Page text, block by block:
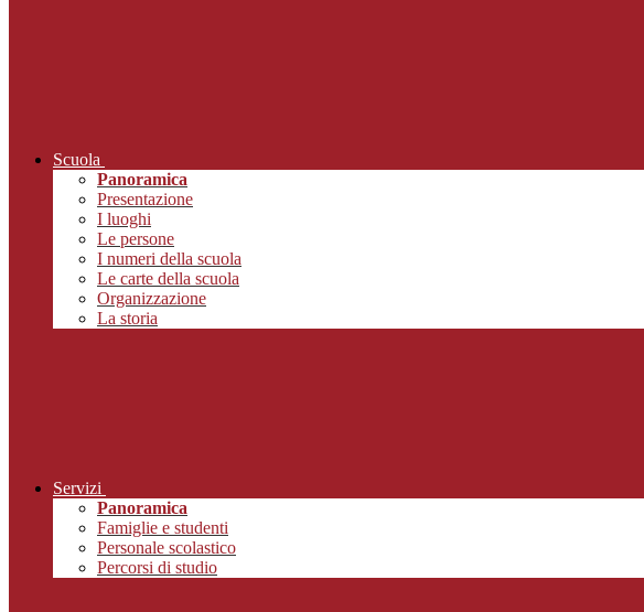
Scuola
Panoramica
Presentazione
I luoghi
Le persone
I numeri della scuola
Le carte della scuola
Organizzazione
La storia
Servizi
Panoramica
Famiglie e studenti
Personale scolastico
Percorsi di studio